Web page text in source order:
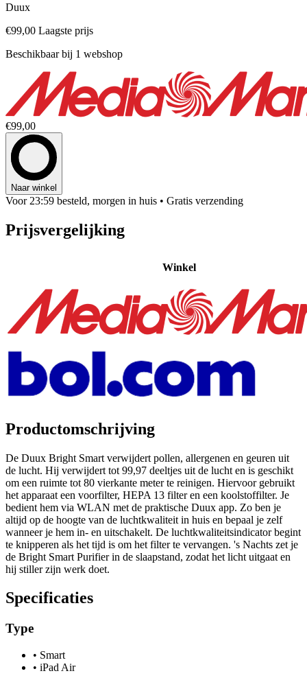
Duux
€99,00 Laagste prijs
Beschikbaar bij 1 webshop
€99,00
Naar winkel
Voor 23:59 besteld, morgen in huis • Gratis verzending
Prijsvergelijking
Winkel
Productomschrijving
De Duux Bright Smart verwijdert pollen, allergenen en geuren uit
de lucht. Hij verwijdert tot 99,97 deeltjes uit de lucht en is geschikt
om een ruimte tot 80 vierkante meter te reinigen. Hiervoor gebruikt
het apparaat een voorfilter, HEPA 13 filter en een koolstoffilter. Je
bedient hem via WLAN met de praktische Duux app. Zo ben je
altijd op de hoogte van de luchtkwaliteit in huis en bepaal je zelf
wanneer je hem in- en uitschakelt. De luchtkwaliteitsindicator begint
te knipperen als het tijd is om het filter te vervangen. 's Nachts zet je
de Bright Smart Purifier in de slaapstand, zodat het licht uitgaat en
hij stiller zijn werk doet.
Specificaties
Type
• Smart
• iPad Air